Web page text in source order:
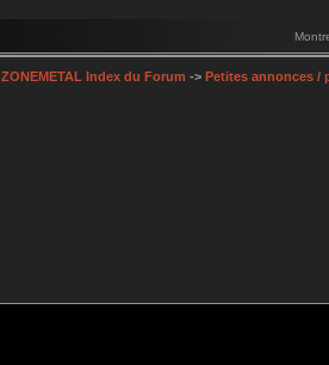
ZONEMETAL Index du Forum -> Petites annonces /